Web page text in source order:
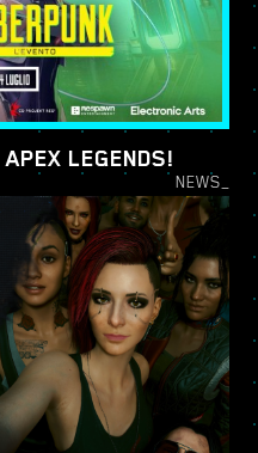
LEGENDS!
NEWS_